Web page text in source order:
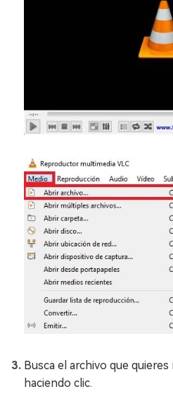
Busca el archivo que
haciendo clic.